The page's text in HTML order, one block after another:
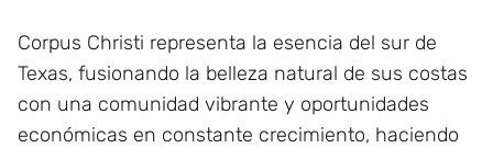
Corpus Christi representa la esencia del sur de
Texas, fusionando la belleza natural de sus costas
con una comunidad vibrante y oportunidades
económicas en constante crecimiento, haciendo